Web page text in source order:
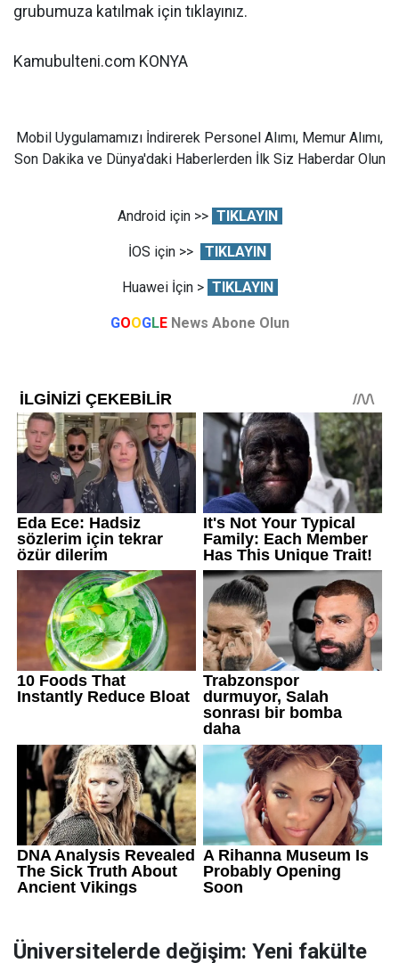
grubumuza katılmak için tıklayınız.
Kamubulteni.com KONYA
Mobil Uygulamamızı İndirerek Personel Alımı, Memur Alımı,
Son Dakika ve Dünya'daki Haberlerden İlk Siz Haberdar Olun
Android için >> TIKLAYIN
İOS için >> TIKLAYIN
Huawei İçin > TIKLAYIN
GOOGLE News Abone Olun
Üniversitelerde değişim: Yeni fakülte